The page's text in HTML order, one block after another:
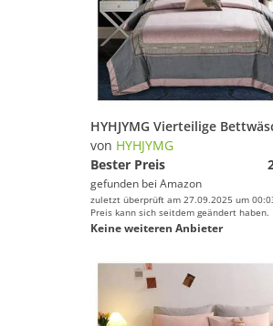
von HYHJYMG
Bester Preis
gefunden bei Amazon
zuletzt überprüft am 27.09.2025 um
Preis kann sich seitdem geändert haben.
Keine weiteren Anbieter